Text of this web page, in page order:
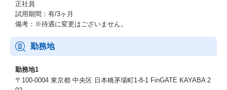
正社員
試用期間：有/3ヶ月
備考：※待遇に変更はございません。
勤務地
勤務地1
〒100-0004 東京都 中央区 日本橋茅場町1-8-1 FinGATE KAYABA 2